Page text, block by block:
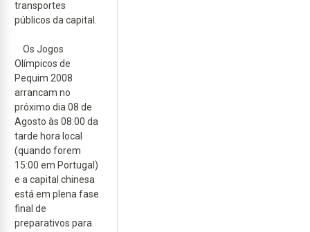
transportes
públicos da capital.
Os Jogos
Olímpicos de
Pequim 2008
arrancam no
próximo dia 08 de
Agosto às 08:00 da
tarde hora local
(quando forem
15:00 em Portugal)
e a capital chinesa
está em plena fase
final de
preparativos para